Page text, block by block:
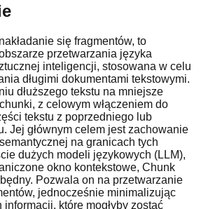
się fragmentów, to
przetwarzania języka
inteligencji, stosowana w celu
długimi dokumentami tekstowymi.
dłuższego tekstu na mniejsze
z celowym włączeniem do
tekstu z poprzedniego lub
Jej głównym celem jest zachowanie
na granicach tych
dużych modeli językowych (LLM),
okno kontekstowe, Chunk
Pozwala on na przetwarzanie
jednocześnie minimalizując
które mogłyby zostać